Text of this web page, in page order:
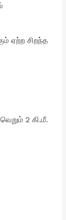
ஏற்ற சிறந்த
2 கி.மீ.